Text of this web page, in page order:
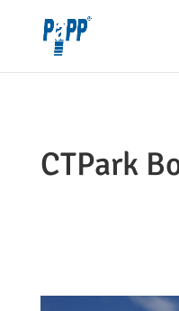
CTPark